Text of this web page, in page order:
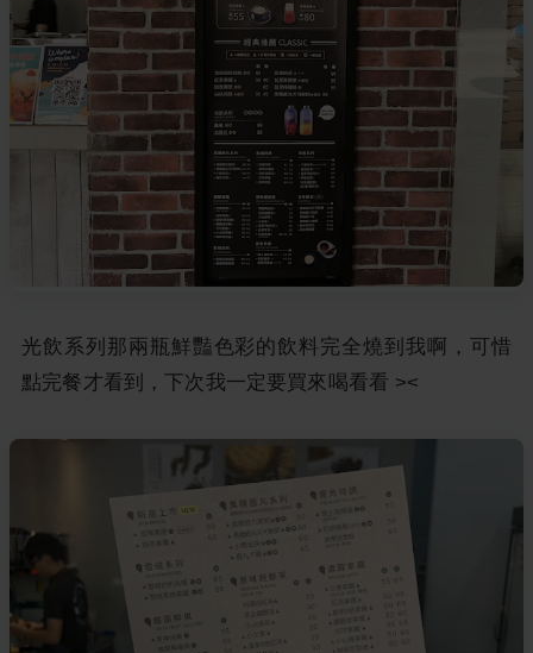
光飲系列那兩瓶鮮豔色彩的飲料完全燒到我啊，可惜
點完餐才看到，下次我一定要買來喝看看 ><